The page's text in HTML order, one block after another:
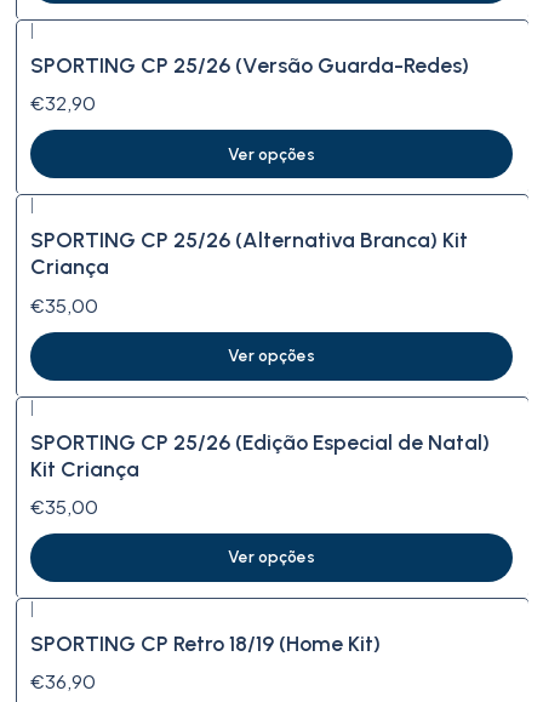
SPORTING CP 25/26 (Versão Guarda-Redes)
€32,90
Ver opções
SPORTING CP 25/26 (Alternativa Branca) Kit
Criança
€35,00
Ver opções
|
SPORTING CP 25/26 (Edição Especial de Natal)
Kit Criança
€35,00
Ver opções
SPORTING CP Retro 18/19 (Home Kit)
€36,90